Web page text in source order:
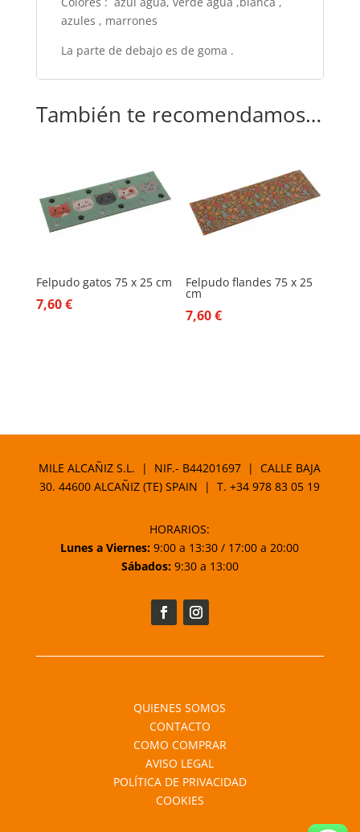
azules , marrones
La parte de debajo es de goma .
También te recomendamos…
Felpudo gatos 75 x 25 cm
7,60€
Felpudo flandes 75 x 25
cm
7,60€
MILE ALCAÑIZ S.L. | NIF.- B44201697 | CALLE BAJA
30. 44600 ALCAÑIZ (TE) SPAIN | T.+34 978 83 05 19
HORARIOS:
Lunes a Viernes: 9:00 a 13:30 / 17:00 a 20:00
Sábados:9:30 a 13:00
QUIENES SOMOS
CONTACTO
COMO COMPRAR
AVISO LEGAL
POLÍTICA DE PRIVACIDAD
COOKIES